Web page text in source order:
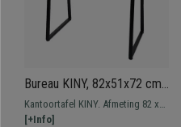
Bureau KINY, 82x51x72 cm
Houten Blad en Zwarte
Metalen Structuur
Kantoortafel KINY. Afmeting 82 x
51 cm en 72 cm hoog. Metalen
[+Info]